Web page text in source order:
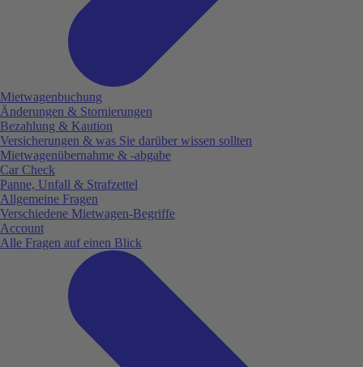
Mietwagenbuchung
Änderungen & Stornierungen
Bezahlung & Kaution
Versicherungen & was Sie darüber wissen sollten
Mietwagenübernahme & -abgabe
Car Check
Panne, Unfall & Strafzettel
Allgemeine Fragen
Verschiedene Mietwagen-Begriffe
Account
Alle Fragen auf einen Blick